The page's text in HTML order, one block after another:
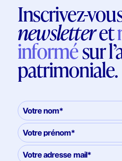
Inscrivez-
newsletteret
informésur
patrimoniale.